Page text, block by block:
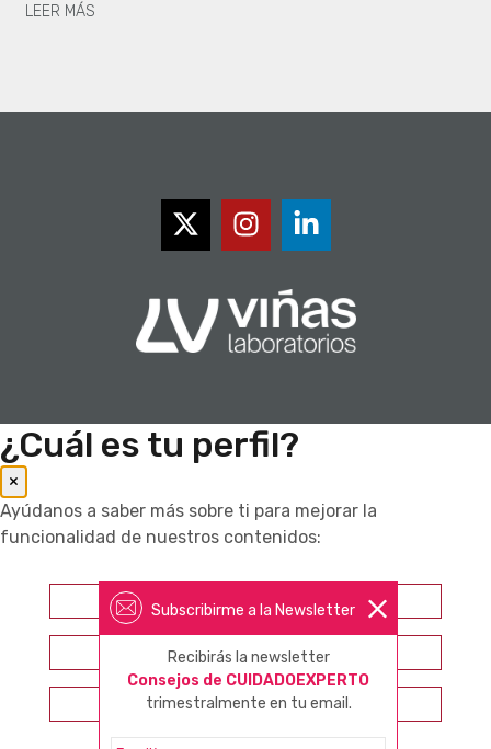
LEER MÁS
Subscribirme a la Newsletter
Recibirás la newsletter
Consejos de CUIDADOEXPERTO
trimestralmente en tu email.
¿Cuál es tu perfil?
×
Ayúdanos a saber más sobre ti para mejorar la
funcionalidad de nuestros contenidos:
Farmacéutico
Otros profesionales sanitarios
Consumidor